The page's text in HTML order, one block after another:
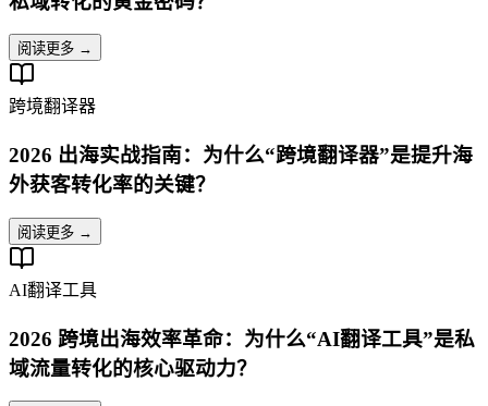
阅读更多 →
跨境翻译器
2026 出海实战指南：为什么“跨境翻译器”是提升海
外获客转化率的关键？
阅读更多 →
AI翻译工具
2026 跨境出海效率革命：为什么“AI翻译工具”是私
域流量转化的核心驱动力？